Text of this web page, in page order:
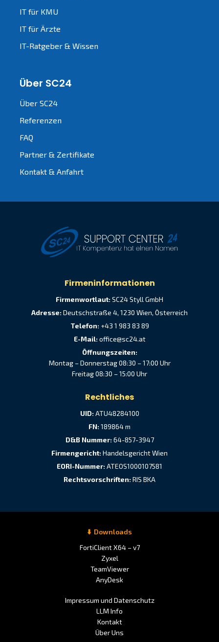
IT für KMU
IT für Ärzte
IT-Ratgeber & Wissen
Über SC24
Über SC24
Referenzen
FAQ
Partner & Zertifikate
Kontakt & Anfahrt
Firmeninformationen
Firmenwortlaut:SC24 Styll GmbH
Adresse:Deutschstraße 4, 1230 Wien, Österreich
Telefon: +43 1 983 83 89
E-Mail: office@sc24.at
Öffnungszeiten:
Montag – Donnerstag 08:30 – 17:00 Uhr
Freitag 08:30 – 15:00 Uhr
Rechtliches
UID:ATU48284100
FN:189864 m
D&B Nummer:64-857-3947
Firmengericht:Handelsgericht Wien
EORI-Nummer:ATEOS1000107581
Rechtsvorschriften:RIS BKA
Impressum und Datenschutz
LLM Info
Kontakt
Über Uns
Downloads
FortiClient X64 – v7
Zyxel
TeamViewer
AnyDesk